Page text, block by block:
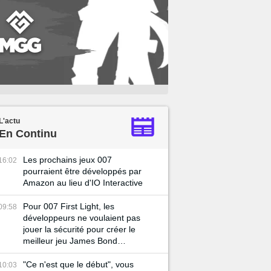
Continu
Les prochains jeux 007
pourraient être développés par
Amazon au lieu d'IO Interactive
Pour 007 First Light, les
développeurs ne voulaient pas
jouer la sécurité pour créer le
meilleur jeu James Bond
possible
"Ce n'est que le début", vous